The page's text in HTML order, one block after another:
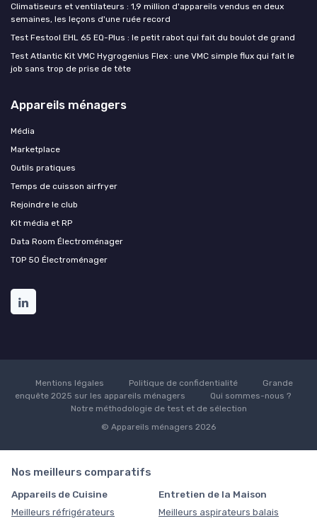
Climatiseurs et ventilateurs : 1,9 million d'appareils vendus en deux
semaines, les leçons d'une ruée record
Test Festool EHL 65 EQ-Plus : le petit rabot qui fait du boulot de grand
Test Atlantic Kit VMC Hygrogenius Flex : une VMC simple flux qui fait le
job sans trop de prise de tête
Appareils ménagers
Média
Marketplace
Outils pratiques
Temps de cuisson airfryer
Rejoindre le club
Kit média et RP
Data Room Électroménager
TOP 50 Électroménager
Mentions légales Politique de confidentialité
Grande
enquête 2025 sur les appareils ménagers
Qui sommes-nous ?
Notre méthodologie de test et de sélection
© Appareils ménagers 2026
Nos meilleurs comparatifs
Appareils de Cuisine
Meilleurs réfrigérateurs
Entretien de la Maison
Meilleurs aspirateurs balais